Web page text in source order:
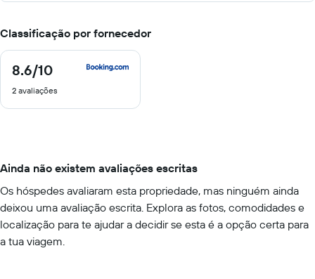
Classificação por fornecedor
8.6/10
8.6
10
2 avaliações
Ainda não existem avaliações escritas
Os hóspedes avaliaram esta propriedade, mas ninguém ainda
deixou uma avaliação escrita. Explora as fotos, comodidades e
localização para te ajudar a decidir se esta é a opção certa para
a tua viagem.